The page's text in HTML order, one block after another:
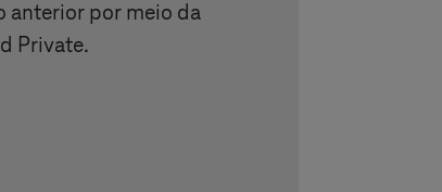
anterior por meio da
Private.